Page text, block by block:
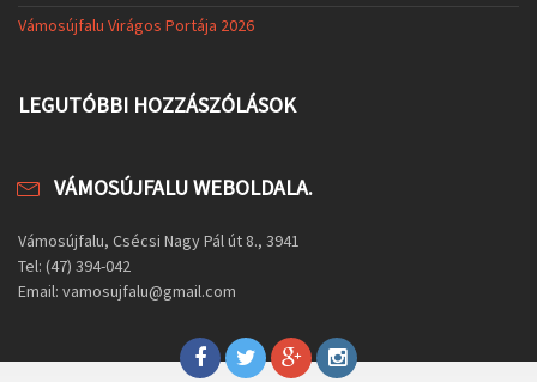
Vámosújfalu Virágos Portája 2026
LEGUTÓBBI HOZZÁSZÓLÁSOK
VÁMOSÚJFALU WEBOLDALA.
Vámosújfalu, Csécsi Nagy Pál út 8., 3941
Tel: (47) 394-042
Email: vamosujfalu@gmail.com